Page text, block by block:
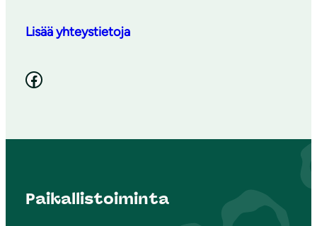
Lisää yhteystietoja
Facebook
Paikallistoiminta